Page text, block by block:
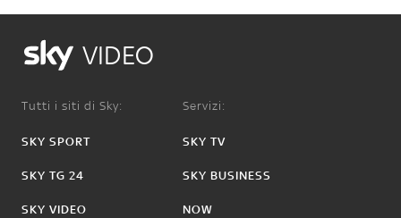
VIDEO
Tutti i siti di Sky:
SKY SPORT
SKY TG 24
SKY VIDEO
Servizi:
SKY TV
SKY BUSINESS
NOW